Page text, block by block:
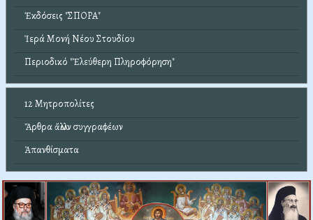
Ἐκδόσεις "ΣΠΟΡΑ"
Ἱερά Μονή Νέου Στουδίου
Περιοδικό "Ἐλεύθερη Πληροφόρηση"
12 Μητροπολίτες
Ἄρθρα ἄλλων συγγραφέων
Ἀπανθίσματα